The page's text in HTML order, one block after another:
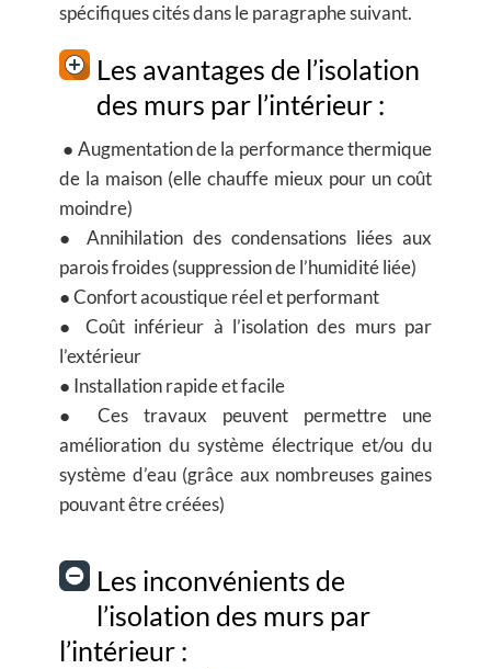
spécifiques cités dans le paragraphe suivant.
Les avantages de l’isolation
des murs par l’intérieur :
● Augmentation de la performance thermique
de la maison (elle chauffe mieux pour un coût
moindre)
● Annihilation des condensations liées aux
parois froides (suppression de l’humidité liée)
● Confort acoustique réel et performant
● Coût inférieur à l’isolation des murs par
l’extérieur
● Installation rapide et facile
● Ces travaux peuvent permettre une
amélioration du système électrique et/ou du
système d’eau (grâce aux nombreuses gaines
pouvant être créées)
Les inconvénients de
l’isolation des murs par
l’intérieur :